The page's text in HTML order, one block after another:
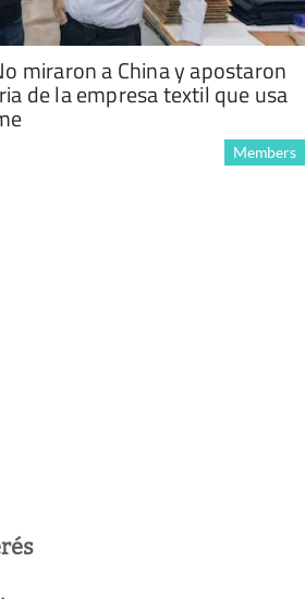
miraron a China y apostaron
de la empresa textil que usa
Members